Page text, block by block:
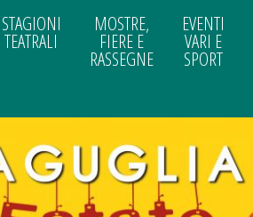
STAGIONI
TEATRALI
MOSTRE,
FIERE E
RASSEGNE
EVENTI
VARI E
SPORT